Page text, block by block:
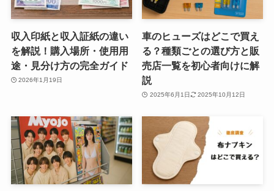
収入印紙と収入証紙の違い
を解説！購入場所・使用用
途・見分け方の完全ガイド
2026年1月19日
車のヒューズはどこで買え
る？種類ごとの選び方と販
売店一覧を初心者向けに解
説
2025年6月1日 2025年10月12日